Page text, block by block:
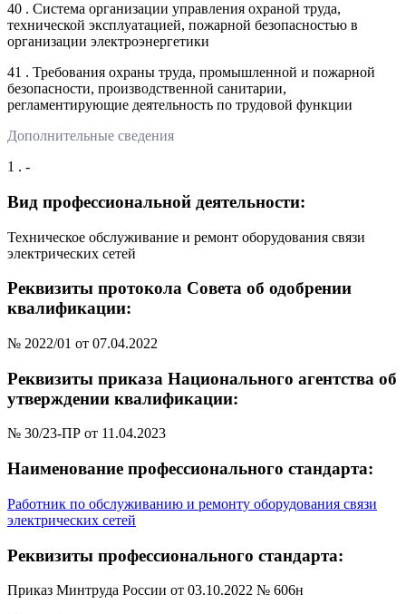
40 . Система организации управления охраной труда,
технической эксплуатацией, пожарной безопасностью в
организации электроэнергетики
41 . Требования охраны труда, промышленной и пожарной
безопасности, производственной санитарии,
регламентирующие деятельность по трудовой функции
Дополнительные сведения
1 . -
Вид профессиональной деятельности:
Техническое обслуживание и ремонт оборудования связи
электрических сетей
Реквизиты протокола Совета об одобрении
квалификации:
№ 2022/01 от 07.04.2022
Реквизиты приказа Национального агентства об
утверждении квалификации:
№ 30/23-ПР от 11.04.2023
Наименование профессионального стандарта:
Работник по обслуживанию и ремонту оборудования связи
электрических сетей
Реквизиты профессионального стандарта:
Приказ Минтруда России от 03.10.2022 № 606н